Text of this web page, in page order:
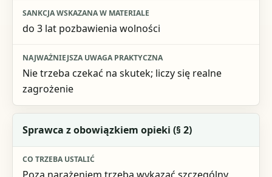
do 3 lat pozbawienia wolności
Nie trzeba czekać na skutek; liczy się realne
zagrożenie
Sprawca z obowiązkiem opieki (§ 2)